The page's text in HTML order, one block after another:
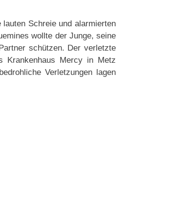
Schreie und alarmierten
wollte der Junge, seine
schützen. Der verletzte
Krankenhaus Mercy in Metz
Verletzungen lagen